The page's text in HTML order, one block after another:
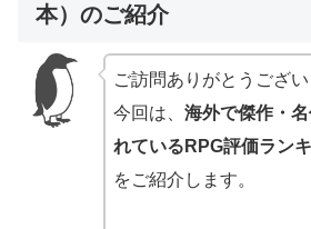
本）のご紹介
ご訪問ありがとうござい
今回は、 海外で傑作・
れているRPG評価ラン
をご紹介します。